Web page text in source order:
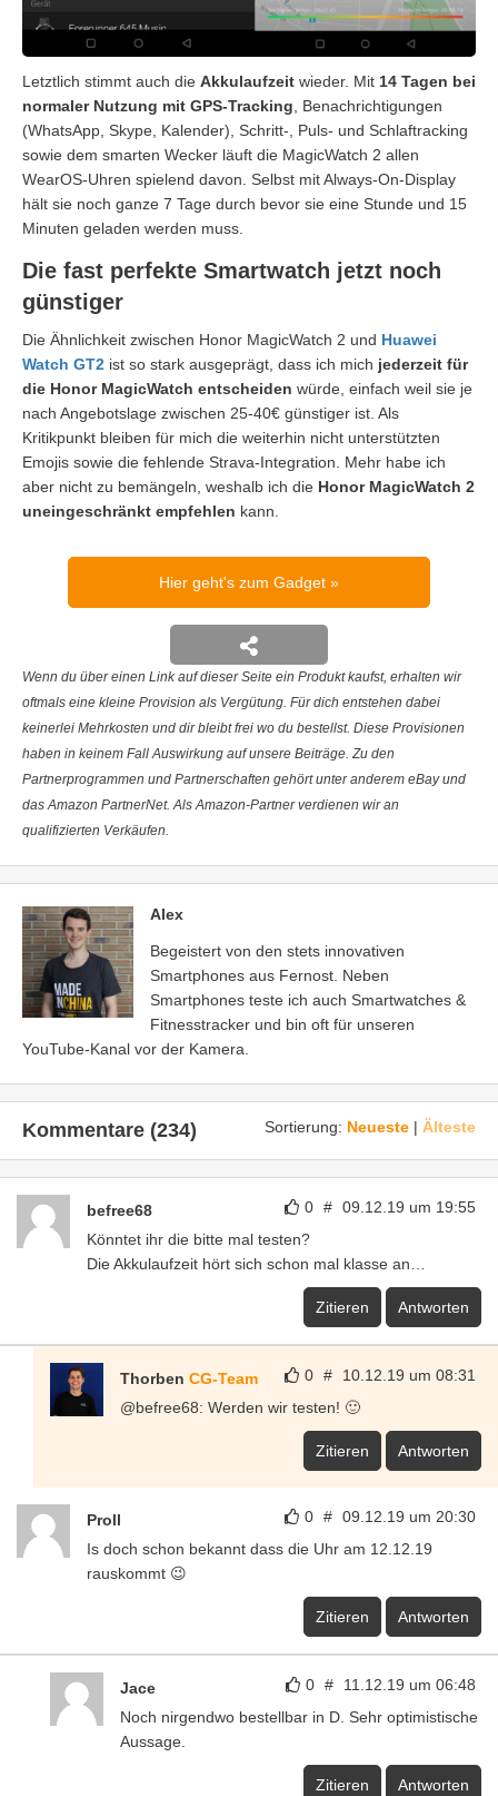
Letztlich stimmt auch die Akkulaufzeit wieder. Mit 14 Tagen bei
normaler Nutzung mit GPS-Tracking, Benachrichtigungen
(WhatsApp, Skype, Kalender), Schritt-, Puls- und Schlaftracking
sowie dem smarten Wecker läuft die MagicWatch 2 allen
WearOS-Uhren spielend davon. Selbst mit Always-On-Display
hält sie noch ganze 7 Tage durch bevor sie eine Stunde und 15
Minuten geladen werden muss.
Die fast perfekte Smartwatch jetzt noch
günstiger
Die Ähnlichkeit zwischen Honor MagicWatch 2 und Huawei
Watch GT2 ist so stark ausgeprägt, dass ich mich jederzeit für
die Honor MagicWatch entscheiden würde, einfach weil sie je
nach Angebotslage zwischen 25-40€ günstiger ist. Als
Kritikpunkt bleiben für mich die weiterhin nicht unterstützten
Emojis sowie die fehlende Strava-Integration. Mehr habe ich
aber nicht zu bemängeln, weshalb ich die Honor MagicWatch 2
uneingeschränkt empfehlen kann.
Hier geht's zum Gadget
Wenn du über einen Link auf dieser Seite ein Produkt kaufst, erhalten wir
oftmals eine kleine Provision als Vergütung. Für dich entstehen dabei
keinerlei Mehrkosten und dir bleibt frei wo du bestellst. Diese Provisionen
haben in keinem Fall Auswirkung auf unsere Beiträge. Zu den
Partnerprogrammen und Partnerschaften gehört unter anderem eBay und
das Amazon PartnerNet. Als Amazon-Partner verdienen wir an
qualifizierten Verkäufen.
Alex
Begeistert von den stets innovativen
Smartphones aus Fernost. Neben
Smartphones teste ich auch Smartwatches &
Fitnesstracker und bin oft für unseren
YouTube-Kanal vor der Kamera.
Sortierung: Neueste | Älteste
Kommentare (234)
0 # 09.12.19 um 19:55
befree68
Könntet ihr die bitte mal testen?
Die Akkulaufzeit hört sich schon mal klasse an…
Zitieren Antworten
0 # 10.12.19 um 08:31
Thorben CG-Team
@befree68: Werden wir testen! 🙂
Zitieren Antworten
0 # 09.12.19 um 20:30
Proll
Is doch schon bekannt dass die Uhr am 12.12.19
rauskommt 😉
Zitieren Antworten
0 # 11.12.19 um 06:48
Jace
Noch nirgendwo bestellbar in D. Sehr optimistische
Aussage.
Zitieren Antworten